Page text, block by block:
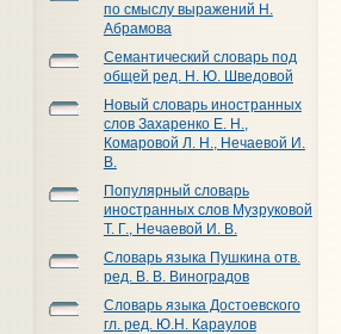
по смыслу выражений Н.
Абрамова
Семантический словарь под
общей ред. Н. Ю. Шведовой
Новый словарь иностранных
слов Захаренко Е. Н.,
Комаровой Л. Н., Нечаевой И.
В.
Популярный словарь
иностранных слов Музруковой
Т. Г., Нечаевой И. В.
Словарь языка Пушкина отв.
ред. В. В. Виноградов
Словарь языка Достоевского
гл. ред. Ю.Н. Караулов